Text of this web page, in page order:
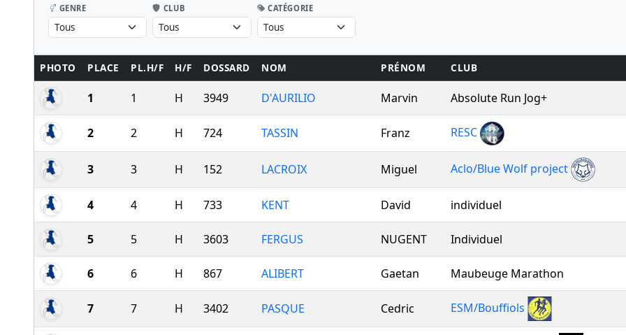
GENRE CLUB CATÉGORIE
PHOTO PLACE PL.H/F H/F DOSSARD NOM PRÉNOM CLUB
1 1 H 3949 D'AURILIO Marvin Absolute Run Jog+
2 2 H 724 TASSIN Franz RESC
3 3 H 152 LACROIX Miguel Aclo/Blue Wolf project
4 4 H 733 KENT David individuel
5 5 H 3603 FERGUS NUGENT Individuel
6 6 H 867 ALIBERT Gaetan Maubeuge Marathon
7 7 H 3402 PASQUE Cedric ESM/Bouffiols